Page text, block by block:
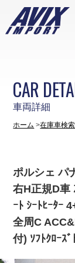
車両詳細
CAR
ホーム 在庫車検索
ポルシェ パ
右H正規D車
ｰﾄ ｼｰﾄﾋｰﾀｰ
全周C
付) ｿﾌﾄｸﾛｰｽ